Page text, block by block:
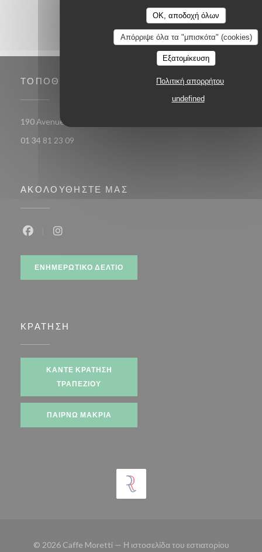
OK, αποδοχή όλων
Απόρριψε όλα τα "μπισκότα" (cookies)
Εξατομίκευση
Πολιτική απορρήτου
undefined
ΤΟΠΟΘΕΣΊΑ
190 Avenue Du 19 Mars 1962 78 370 PLAISIR
01 34 81 23 09
ΑΚΟΛΟΥΘΉΣΤΕ ΜΑΣ
ΕΝΗΜΕΡΩΤΙΚΌ ΔΕΛΤΊΟ
ΚΡΆΤΗΣΗ
ΚΆΝΤΕ ΚΡΆΤΗΣΗ
ΤΡΑΠΕΖΙΟΎ
ΠΑΊΡΝΩ ΜΑΚΡΙΆ
© 2026 Caffe Moretti — Η ιστοσελίδα του εστιατορίου